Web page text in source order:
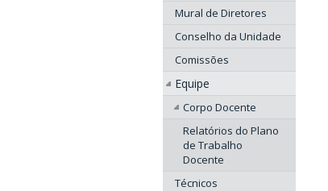
Mural de Diretores
Conselho da Unidade
Comissões
Equipe
Corpo Docente
Relatórios do Plano
de Trabalho
Docente
Técnicos